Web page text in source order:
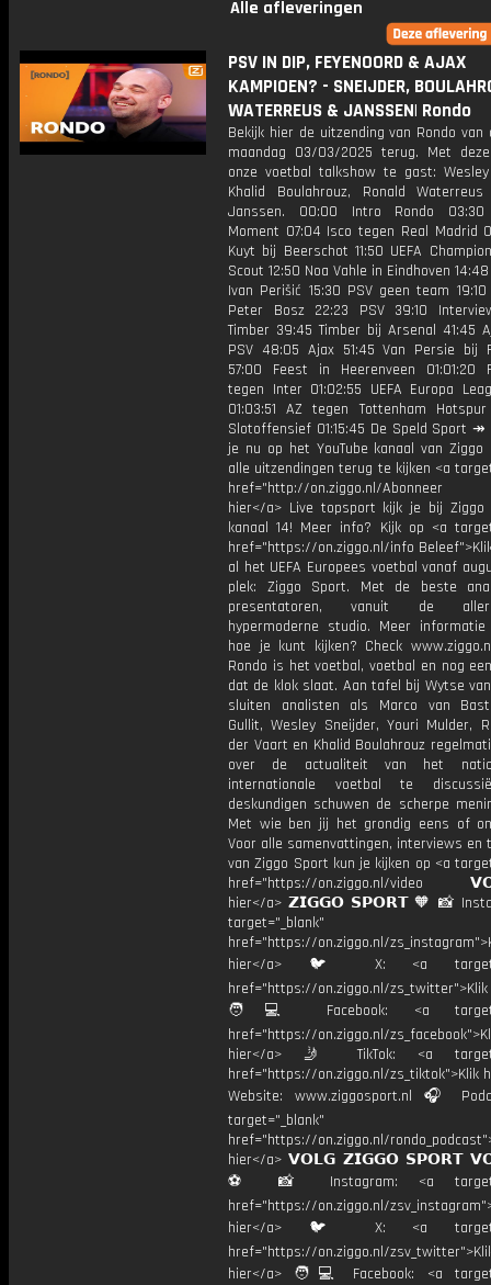
Alle afleveringen
PSV IN DIP, FEYENOORD & AJAX
KAMPIOEN? - SNEIJDER,
WATERREUS & JANSSEN| Rondo
Bekijk hier de uitzending van Rondo van
maandag 03/03/2025 terug. Met
onze voetbal talkshow te gast:
Khalid Boulahrouz, Ronald
Janssen. 00:00 Intro Rondo 03:30
Moment 07:04 Isco tegen Real Madrid
Kuyt bij Beerschot 11:50 UEFA
Scout 12:50 Noa Vahle in Eindhoven
Ivan Perišić 15:30 PSV geen team
Peter Bosz 22:23 PSV 39:10
Timber 39:45 Timber bij Arsenal 41:45
PSV 48:05 Ajax 51:45 Van Persie bij
57:00 Feest in Heerenveen 01:01:20
tegen Inter 01:02:55 UEFA Europa
01:03:51 AZ tegen Tottenham
Slotoffensief 01:15:45 De Speld Sport ↠
je nu op het YouTube kanaal van
alle uitzendingen terug te kijken <a
href="http://on.ziggo.nl/
hier</a> Live topsport kijk je bij
kanaal 14! Meer info? Kijk op <a
href="https://on.ziggo.nl/info
al het UEFA Europees voetbal vanaf
plek: Ziggo Sport. Met de beste
presentatoren, vanuit de
hypermoderne studio. Meer
hoe je kunt kijken? Check
Rondo is het voetbal, voetbal en nog
dat de klok slaat. Aan tafel bij Wytse
sluiten analisten als Marco van
Gullit, Wesley Sneijder, Youri Mulder,
der Vaart en Khalid Boulahrouz
over de actualiteit van het
internationale voetbal te
deskundigen schuwen de scherpe
Met wie ben jij het grondig eens of
Voor alle samenvattingen, interviews en
van Ziggo Sport kun je kijken op <a
href="https://on.ziggo.nl/video
hier</a> 𝗭𝗜𝗚𝗚𝗢 𝗦𝗣𝗢𝗥𝗧 🧡 📸
target="_blank"
href="https://on.ziggo.nl/
hier</a> 🐦 X: <a
href="https://on.ziggo.nl/
🧑💻 Facebook: <a
href="https://on.ziggo.nl/
hier</a> 🤳 TikTok: <a
href="https://on.ziggo.nl/zs_tiktok">Klik
Website: www.ziggosport.nl 🎧
target="_blank"
href="https://on.ziggo.nl/
hier</a> 𝗩𝗢𝗟𝗚 𝗭𝗜𝗚𝗚𝗢 𝗦𝗣𝗢𝗥𝗧
⚽️ 📸 Instagram: <a
href="https://on.ziggo.nl/
hier</a> 🐦 X: <a
href="https://on.ziggo.nl/
hier</a> 🧑💻 Facebook: <a